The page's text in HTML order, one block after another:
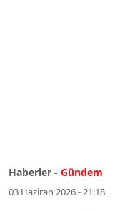
Haberler - Gündem
03 Haziran 2026 - 21:18